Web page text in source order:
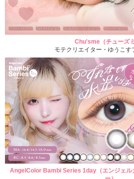
Chu'sme（チューズミ
モテクリエイター・ゆうこす
AngelColor Bambi Series 1day（エンジェル